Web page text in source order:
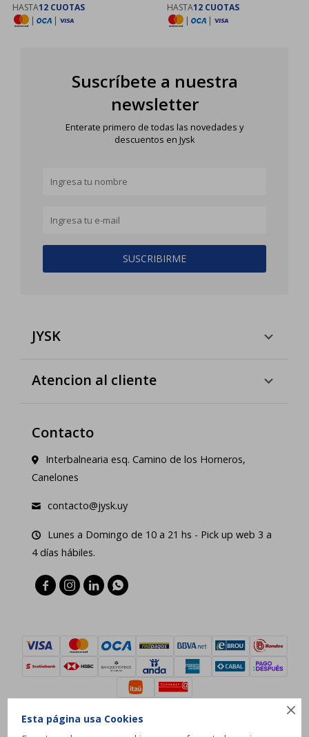

Esta página usa Cookies
HASTA12 CUOTAS
|
|
HASTA12 CUOTAS
|
|
Suscríbete a nuestra
newsletter
Enterate primero de todas las novedades y
descuentos en Jysk
SUSCRIBIRME
JYSK
Atencion al cliente
Contacto
Interbalnearia esq. Camino de los Horneros,
Canelones
contacto@jysk.uy
Lunes a Domingo de 10 a 21 hs - Pick up web 3 a
4 días hábiles.
   